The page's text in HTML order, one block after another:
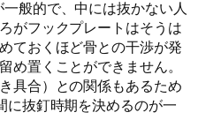
般的で、中には抜かない人
がフックプレートはそうは
ておくほど骨との干渉が発
め置くことができません。
具合）との関係もあるため
に抜釘時期を決めるのが一